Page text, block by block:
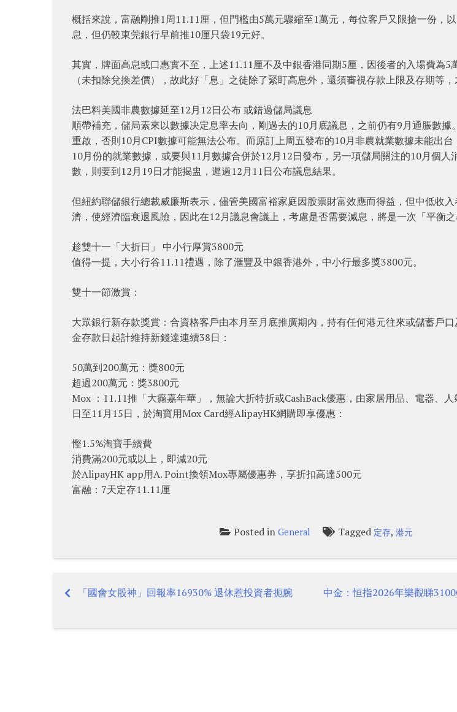
概括來說，富融剛推1周11.11厘，但門檻由5萬元驟縮至1萬元，每位客戶又限搶一份，
息，但仍較東莞銀行早前推10厘只袋19元好。
其實，牌面高息或口惠實不至，上述11.11厘不及中銀香港同期5厘，因後者的入場費為5
（未扣除兌換差價），故此好「息」之徒除了緊盯高息外，還須審視存款上限及存期等，
法巴料美國非農數據延至12月12日公布 或錯過儲局議息
順帶補充，儲局素來以數據决定息率去向，剛過去的10月底議息，之前仍有9月通脹數據
重啟，否則10月CPI數據可能無法公布。而原訂上周五發布的10月非農就業數據未能出台
10月份的就業數據，或要與11月數據合併於12月12日發布，另一項儲局關注的10月個人
數，則要到12月19日才能揭盅，遲過12月11日公布議息結果。
但紐約聯儲銀行總裁威廉斯表示，儘管美國富裕家庭因股票財富效應而得益，但中低收
濟，使經濟臨衰退風險，因此在12月議息會議上，考慮是否需要減息，將是一次「平衡之
趁雙十一「大折日」 中小行厚賞3800元
值得一提，大小行谷11.11禮遇，除了滙豐及中銀香港外，中小行最多獎3800元。
雙十一節激賞：
大眾銀行新存款獎賞：合資格客戶由本月至月底推廣期內，持有任何港元往來或儲蓄戶
金存款日起計維持新錢達連續38日：
50萬到200萬元：獎800元
超過200萬元：獎3800元
Mox ：11.11推「大癲嘉年華」，無論大折特折或CashBack優惠，由家居用品、電器、
日至11月15日，於淘寶用Mox Card經AlipayHK網購即享優惠：
慳1.5%淘寶手續費
消費滿200元或以上，即減20元
於AlipayHK app用A. Point換領Mox專屬優惠券，享折扣高達500元
富融：7天定存11.11厘
Posted inGeneral Tagged 定存,港元
Post
navigation
「國會女股神」回報率16930% 退休惹投資者扼腕
中金：恒指2026年樂觀睇